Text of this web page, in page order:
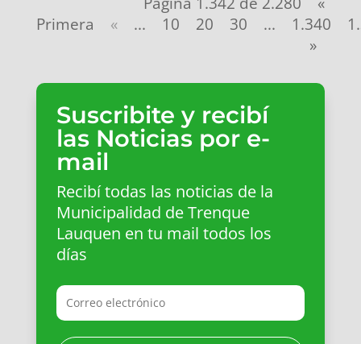
Primera
« ... 10 20 30 ... 1.340
»
Suscribite y recibí
las Noticias por e-
mail
Recibí todas las noticias de la
Municipalidad de Trenque
Lauquen en tu mail todos los
días